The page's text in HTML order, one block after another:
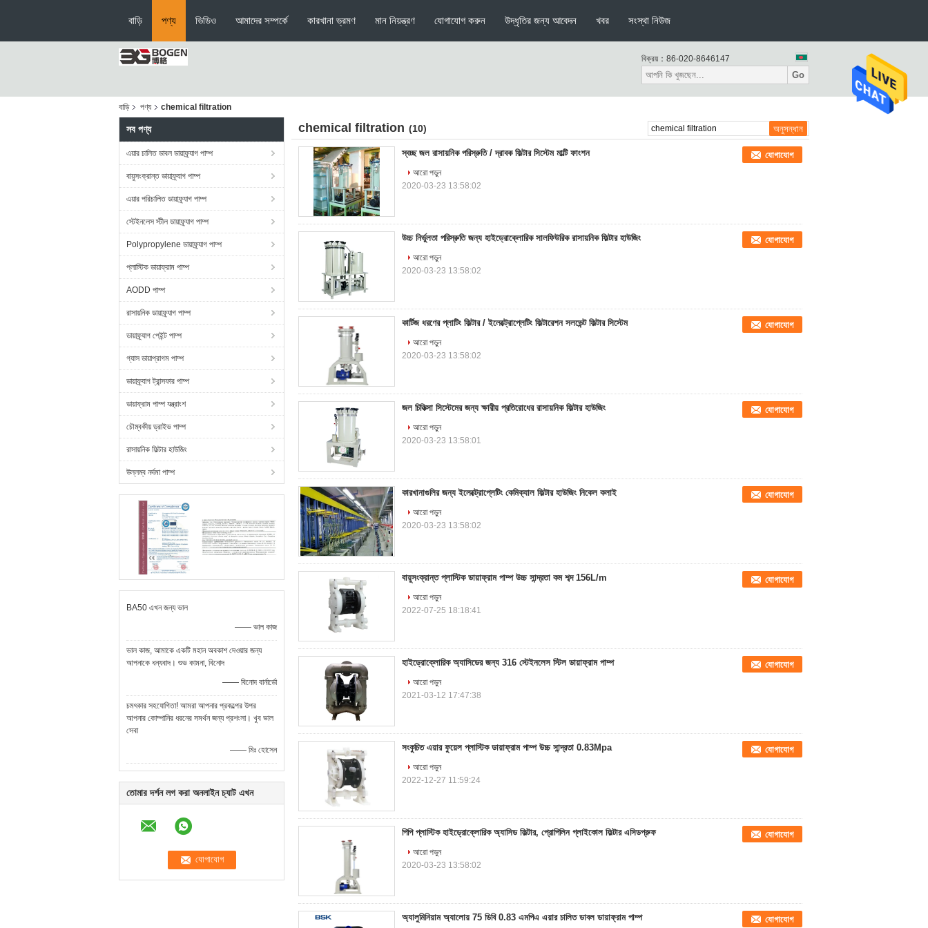
বাড়ি পণ্য ভিডিও আমাদের সম্পর্কে কারখানা ভ্রমণ মান নিয়ন্ত্রণ যোগাযোগ করুন উদ্ধৃতির জন্য আবেদন খবর সংস্থা নিউজ
বিক্রয়： 86-020-8646147
Go
বাড়ি পণ্য chemical filtration
সব পণ্য
এয়ার চালিত ডাবল ডায়াফ্র্যাগ পাম্প
বায়ুসংক্রান্ত ডায়াফ্র্যাগ পাম্প
এয়ার পরিচালিত ডায়াফ্র্যাগ পাম্প
স্টেইনলেস স্টীল ডায়াফ্র্যাগ পাম্প
Polypropylene ডায়াফ্র্যাগ পাম্প
প্লাস্টিক ডায়াফ্রাম পাম্প
AODD পাম্প
রাসায়নিক ডায়াফ্র্যাগ পাম্প
ডায়াফ্র্যাগ পেইন্ট পাম্প
গ্যাস ডায়াপ্রাগম পাম্প
ডায়াফ্র্যাগ ট্রান্সফার পাম্প
ডায়াফ্রাম পাম্প যন্ত্রাংশ
চৌম্বকীয় ড্রাইভ পাম্প
রাসায়নিক ফিল্টার হাউজিং
উল্লম্ব নর্দমা পাম্প
BA50 এখন জন্য ভাল
—— ভাল কাজ
ভাল কাজ, আমাকে একটি মহান অবকাশ দেওয়ার জন্য
আপনাকে ধন্যবাদ। শুভ কামনা, বিনোদ
—— বিনোদ বার্নার্ডো
চমৎকার সহযোগিতা! আমরা আপনার প্রকল্পের উপর
আপনার কোম্পানির ধরনের সমর্থন জন্য প্রশংসা। খুব ভাল
সেবা
—— মিঃ হোসেন
তোমার দর্শন লগ করা অনলাইন চ্যাট এখন
chemical filtration (10)
স্বচ্ছ জল রাসায়নিক পরিস্রুতি / দ্রাবক ফিল্টার সিস্টেম মাল্টি ফাংশন যোগাযোগ
আরো পড়ুন
2020-03-23 13:58:02
উচ্চ নির্ভুলতা পরিস্রুতি জন্য হাইড্রোক্লোরিক সালফিউরিক রাসায়নিক ফিল্টার হাউজিং যোগাযোগ
আরো পড়ুন
2020-03-23 13:58:02
কার্টিজ ধরণের প্লাটিং ফিল্টার / ইলেক্ট্রোপ্লেটিং ফিল্টারেশন সলভেন্ট ফিল্টার সিস্টেম যোগাযোগ
আরো পড়ুন
2020-03-23 13:58:02
জল চিকিত্সা সিস্টেমের জন্য ক্ষারীয় প্রতিরোধের রাসায়নিক ফিল্টার হাউজিং যোগাযোগ
আরো পড়ুন
2020-03-23 13:58:01
কারখানাগুলির জন্য ইলেক্ট্রোপ্লেটিং কেমিক্যাল ফিল্টার হাউজিং নিকেল কলাই যোগাযোগ
আরো পড়ুন
2020-03-23 13:58:02
বায়ুসংক্রান্ত প্লাস্টিক ডায়াফ্রাম পাম্প উচ্চ সান্দ্রতা কম শব্দ 156L/m যোগাযোগ
আরো পড়ুন
2022-07-25 18:18:41
হাইড্রোক্লোরিক অ্যাসিডের জন্য 316 স্টেইনলেস স্টিল ডায়াফ্রাম পাম্প যোগাযোগ
আরো পড়ুন
2021-03-12 17:47:38
সংকুচিত এয়ার ফুয়েল প্লাস্টিক ডায়াফ্রাম পাম্প উচ্চ সান্দ্রতা 0.83Mpa যোগাযোগ
আরো পড়ুন
2022-12-27 11:59:24
পিপি প্লাস্টিক হাইড্রোক্লোরিক অ্যাসিড ফিল্টার, প্রোপিলিন গ্লাইকোল ফিল্টার এসিডপ্রুফ যোগাযোগ
আরো পড়ুন
2020-03-23 13:58:02
অ্যালুমিনিয়াম অ্যালোয় 75 ডিবি 0.83 এমপিএ এয়ার চালিত ডাবল ডায়াফ্রাম পাম্প যোগাযোগ